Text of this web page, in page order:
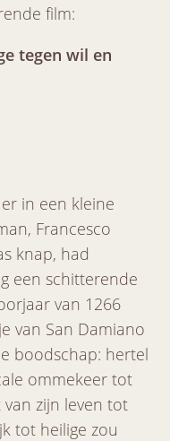
film:
tegen wil en
in een kleine
Francesco
knap, had
een schitterende
van 1266
van San Damiano
boodschap: hertel
ommekeer tot
zijn leven tot
tot heilige zou